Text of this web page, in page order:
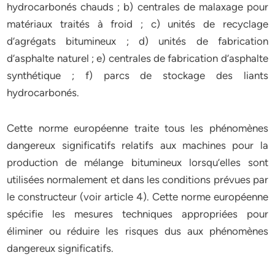
hydrocarbonés chauds ; b) centrales de malaxage pour
matériaux traités à froid ; c) unités de recyclage
d’agrégats bitumineux ; d) unités de fabrication
d’asphalte naturel ; e) centrales de fabrication d’asphalte
synthétique ; f) parcs de stockage des liants
hydrocarbonés.
Cette norme européenne traite tous les phénomènes
dangereux significatifs relatifs aux machines pour la
production de mélange bitumineux lorsqu’elles sont
utilisées normalement et dans les conditions prévues par
le constructeur (voir article 4). Cette norme européenne
spécifie les mesures techniques appropriées pour
éliminer ou réduire les risques dus aux phénomènes
dangereux significatifs.